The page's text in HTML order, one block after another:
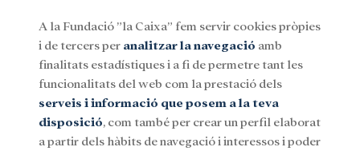
Menu
SocialInvestigació i bequesCultura
A la Fundació ”la Caixa” fem servir cookies pròpies
i de tercers per analitzar la navegació amb
finalitats estadístiques i a fi de permetre tant les
funcionalitats del web com la prestació dels
serveis i informació que posem a la teva
disposició, com també per crear un perfil elaborat
a partir dels hàbits de navegació i interessos i poder